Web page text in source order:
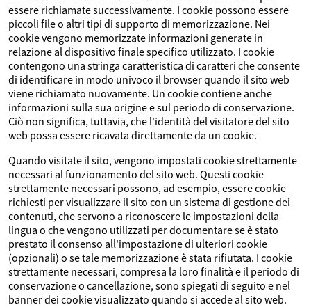
essere richiamate successivamente. I cookie possono essere
piccoli file o altri tipi di supporto di memorizzazione. Nei
cookie vengono memorizzate informazioni generate in
relazione al dispositivo finale specifico utilizzato. I cookie
contengono una stringa caratteristica di caratteri che consente
di identificare in modo univoco il browser quando il sito web
viene richiamato nuovamente. Un cookie contiene anche
informazioni sulla sua origine e sul periodo di conservazione.
Ciò non significa, tuttavia, che l'identità del visitatore del sito
web possa essere ricavata direttamente da un cookie.
Quando visitate il sito, vengono impostati cookie strettamente
necessari al funzionamento del sito web. Questi cookie
strettamente necessari possono, ad esempio, essere cookie
richiesti per visualizzare il sito con un sistema di gestione dei
contenuti, che servono a riconoscere le impostazioni della
lingua o che vengono utilizzati per documentare se è stato
prestato il consenso all'impostazione di ulteriori cookie
(opzionali) o se tale memorizzazione è stata rifiutata. I cookie
strettamente necessari, compresa la loro finalità e il periodo di
conservazione o cancellazione, sono spiegati di seguito e nel
banner dei cookie visualizzato quando si accede al sito web.